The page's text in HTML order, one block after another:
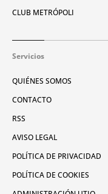
CLUB METRÓPOLI
Servicios
QUIÉNES SOMOS
CONTACTO
RSS
AVISO LEGAL
POLÍTICA DE PRIVACIDAD
POLÍTICA DE COOKIES